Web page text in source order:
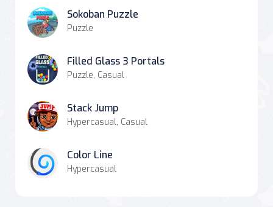
Sokoban Puzzle
Puzzle
Filled Glass 3 Portals
Puzzle, Casual
Stack Jump
Hypercasual, Casual
Color Line
Hypercasual